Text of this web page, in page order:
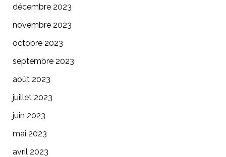
décembre 2023
novembre 2023
octobre 2023
septembre 2023
août 2023
juillet 2023
juin 2023
mai 2023
avril 2023